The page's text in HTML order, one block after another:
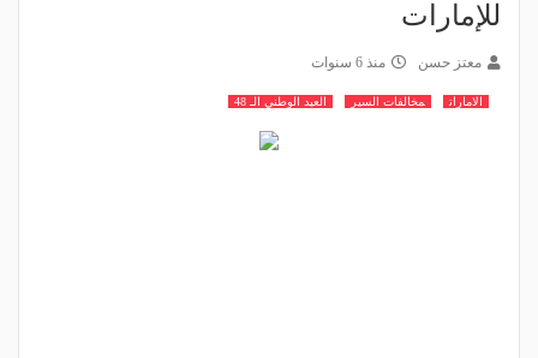
للإمارات
معتز حسن منذ 6 سنوات
الامارات مخالفات السير العيد الوطني الـ 48